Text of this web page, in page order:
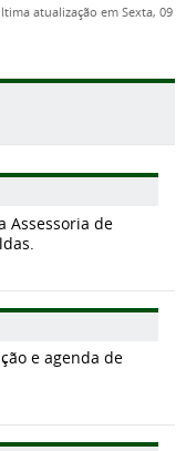
atualização em Sexta, 09
Assessoria de
e agenda de